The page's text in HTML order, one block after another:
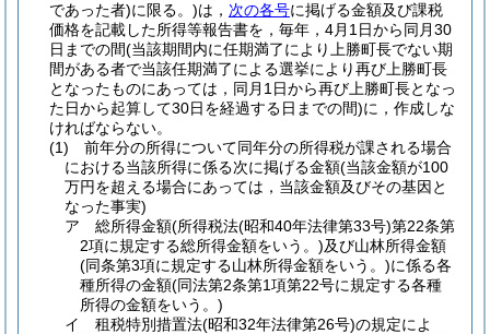
であった者)に限る。)は， 次の各号に掲げる金額及び課税
価格を記載した所得等報告書を，毎年，4月1日から同月30
日までの間(当該期間内に任期満了により上勝町長でない期
間がある者で当該任期満了による選挙により再び上勝町長
となったものにあっては，同月1日から再び上勝町長となっ
た日から起算して30日を経過する日までの間)に，作成しな
ければならない。
(1)
前年分の所得について同年分の所得税が課される場合
における当該所得に係る次に掲げる金額(当該金額が100
万円を超える場合にあっては，当該金額及びその基因と
なった事実)
ア
総所得金額(所得税法(昭和40年法律第33号)第22条第
2項に規定する総所得金額をいう。)及び山林所得金額
(同条第3項に規定する山林所得金額をいう。)に係る各
種所得の金額(同法第2条第1項第22号に規定する各種
所得の金額をいう。)
イ
租税特別措置法(昭和32年法律第26号)の規定によ